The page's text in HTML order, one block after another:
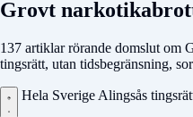
Grovt
137 artiklar rörande domslut om
tingsrätt, utan tidsbegränsning,
Hela Sverige Alingsås